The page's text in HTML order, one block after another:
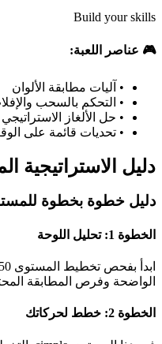
Build your skills
🎮 عناصر اللعبة:
• آليات مطابقة الألوان
• التحكم بالسحب
• حل الألغاز الاستراتيجي
• تحديات قائمة على
دليل الاستراتيجية
دليل خطوة بخطوة للمستوى
الخطوة 1: تحليل اللوحة
الواضحة وفرص المطابقة
الخطوة 2: خطط لحركاتك